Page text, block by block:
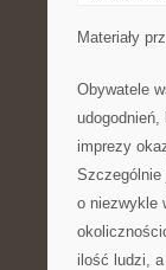
Materiały
Obywatele
imprezy
Szczególnie
o niezwykle
ilość ludzi,